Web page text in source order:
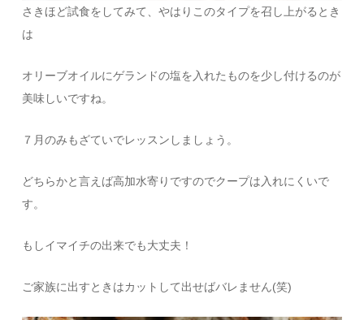
さきほど試食をしてみて、やはりこのタイプを召し上がるとき
は
オリーブオイルにゲランドの塩を入れたものを少し付けるのが
美味しいですね。
７月のみもざていでレッスンしましょう。
どちらかと言えば高加水寄りですのでクープは入れにくいで
す。
もしイマイチの出来でも大丈夫！
ご家族に出すときはカットして出せばバレません(笑)